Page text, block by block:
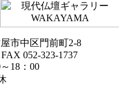
市中区門前町2-8
052-323-1737
18：00